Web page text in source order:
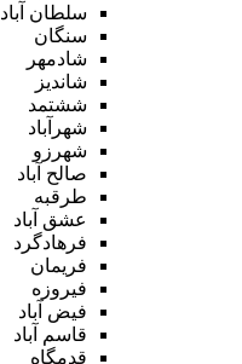
سلطان آباد
سنگان
شادمهر
شاندیز
ششتمد
شهرآباد
شهرزو
صالح آباد
طرقبه
عشق آباد
فرهادگرد
فریمان
فیروزه
فیض آباد
قاسم آباد
قدمگاه